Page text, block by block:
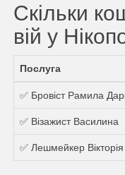
Скільки
вій у
Послуга
✅ Бровіст Рамила
✅ Візажист Василина
✅ Лешмейкер